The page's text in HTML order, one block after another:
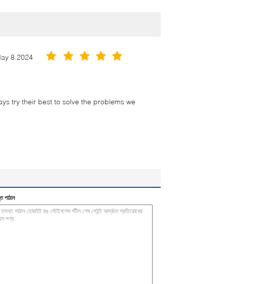
8.2024
try their best to solve the problems we
পাঠান